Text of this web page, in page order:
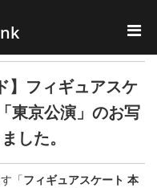
】フィギュアスケ
東京公演」のお写
した。
「フィギュアスケート 本